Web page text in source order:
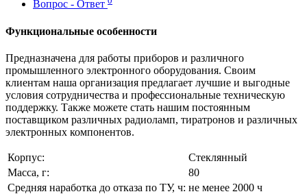
Вопрос - Ответ
Функциональные особенности
Предназначена для работы приборов и различного
промышленного электронного оборудования. Своим
клиентам наша организация предлагает лучшие и выгодные
условия сотрудничества и профессиональные техническую
поддержку. Также можете стать нашим постоянным
поставщиком различных радиоламп, тиратронов и различных
электронных компонентов.
Корпус:
Стеклянный
Масса, г:
80
Средняя наработка до отказа по ТУ, ч: не менее 2000 ч